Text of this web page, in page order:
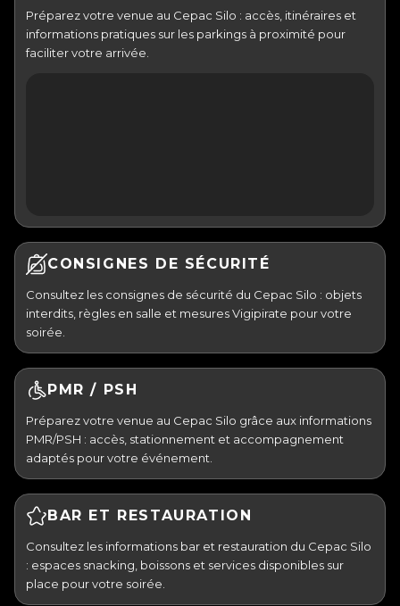
Préparez votre venue au Cepac Silo : accès, itinéraires et
informations pratiques sur les parkings à proximité pour
faciliter votre arrivée.
CONSIGNES DE SÉCURITÉ
Consultez les consignes de sécurité du Cepac Silo : objets
interdits, règles en salle et mesures Vigipirate pour votre
soirée.
PMR / PSH
Préparez votre venue au Cepac Silo grâce aux informations
PMR/PSH : accès, stationnement et accompagnement
adaptés pour votre événement.
BAR ET RESTAURATION
Consultez les informations bar et restauration du Cepac Silo
: espaces snacking, boissons et services disponibles sur
place pour votre soirée.